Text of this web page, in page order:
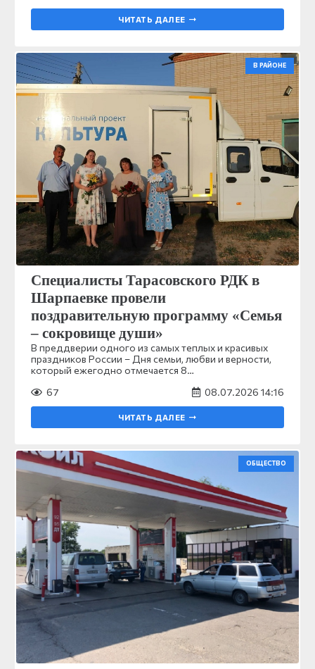
ЧИТАТЬ ДАЛЕЕ
В РАЙОНЕ
Специалисты Тарасовского РДК в
Шарпаевке провели
поздравительную программу «Семья
– сокровище души»
В преддверии одного из самых теплых и красивых
праздников России – Дня семьи, любви и верности,
который ежегодно отмечается 8…
67
08.07.2026 14:16
ЧИТАТЬ ДАЛЕЕ
ОБЩЕСТВО